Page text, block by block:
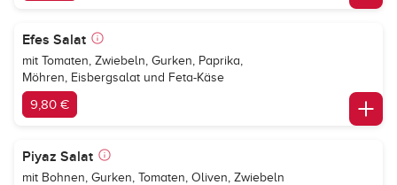
Efes Salat
mit Tomaten, Zwiebeln, Gurken, Paprika,
Möhren, Eisbergsalat und Feta-Käse
9,80 €
Piyaz Salat
mit Bohnen, Gurken, Tomaten, Oliven, Zwiebeln